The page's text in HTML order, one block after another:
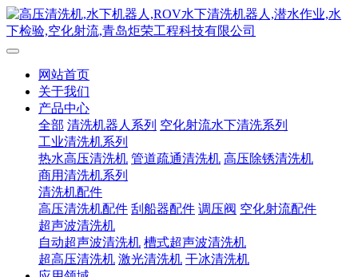
网站首页
关于我们
产品中心
全部 清洗机器人系列 空化射流水下清洗系列
工业清洗机系列
热水高压清洗机 管道疏通清洗机 高压除锈清洗机
商用清洗机系列
清洗机配件
高压清洗机配件 刮船器配件 调压阀 空化射流配件
超声波清洗机
自动超声波清洗机 槽式超声波清洗机
超高压清洗机 激光清洗机 干冰清洗机